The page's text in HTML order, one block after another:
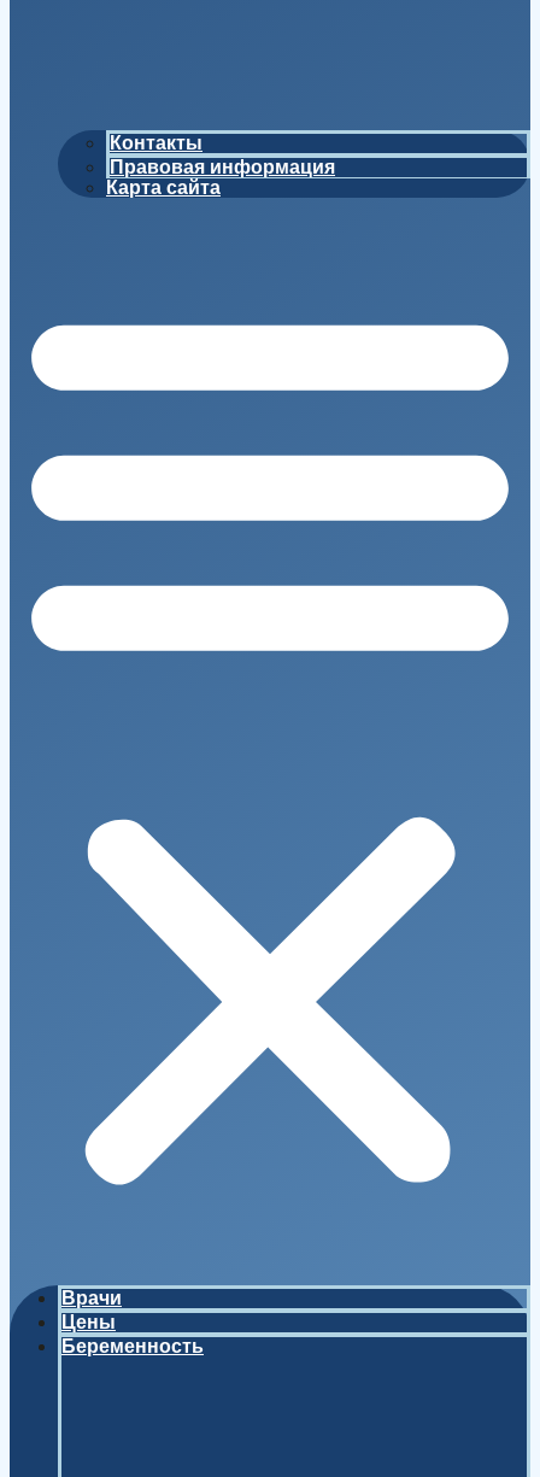
Контакты
Правовая информация
Карта сайта
Врачи
Цены
Беременность